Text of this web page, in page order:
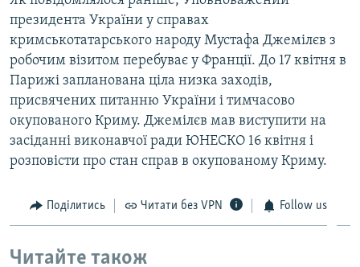
Усі сайти RFE/RL
президента України у справах
кримськотатарського народу Мустафа Джемілєв з
робочим візитом перебуває у Франції. До 17 квітня в
Парижі запланована ціла низка заходів,
присвячених питанню України і тимчасово
окупованого Криму. Джемілєв мав виступити на
засіданні виконавчої ради ЮНЕСКО 16 квітня і
розповісти про стан справ в окупованому Криму.
Поділитись Читати без VPN Follow us
Читайте також